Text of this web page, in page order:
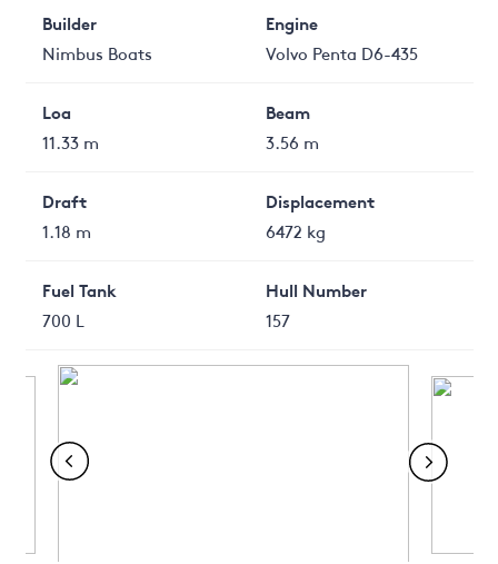
Builder
Nimbus Boats
Engine
Volvo Penta D6-435
Loa
11.33 m
Beam
3.56 m
Draft
1.18 m
Displacement
6472 kg
Fuel Tank
700 L
Hull Number
157